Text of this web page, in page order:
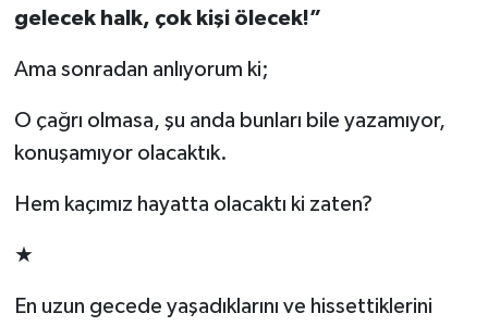
gelecek halk, çok kişi ölecek!”
Ama sonradan anlıyorum ki;
O çağrı olmasa, şu anda bunları bile yazamıyor,
konuşamıyor olacaktık.
Hem kaçımız hayatta olacaktı ki zaten?
★
En uzun gecede yaşadıklarını ve hissettiklerini